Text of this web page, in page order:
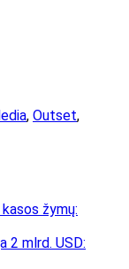
, Outset,
žymų:
2 mlrd. USD: